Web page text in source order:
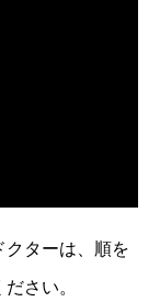
クターは、順を
さい。